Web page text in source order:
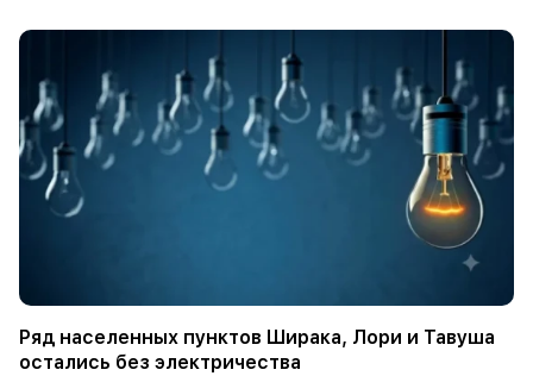
Ряд населенных пунктов Ширака, Лори и Тавуша
остались без электричества